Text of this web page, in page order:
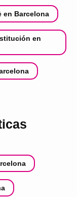
en Barcelona
en